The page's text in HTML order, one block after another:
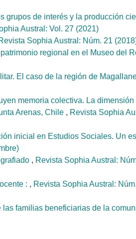
grupos de interés y la producción
Austral: Vol. 27 (2021)
Sophia Austral: Núm. 21
regional en el Museo del
El caso de la región de
memoria colectiva. La dimensión
Arenas, Chile , Revista Sophia
inicial en Estudios Sociales. Un
, Revista Sophia Austral:
: , Revista Sophia Austral:
familias beneficiarias de la